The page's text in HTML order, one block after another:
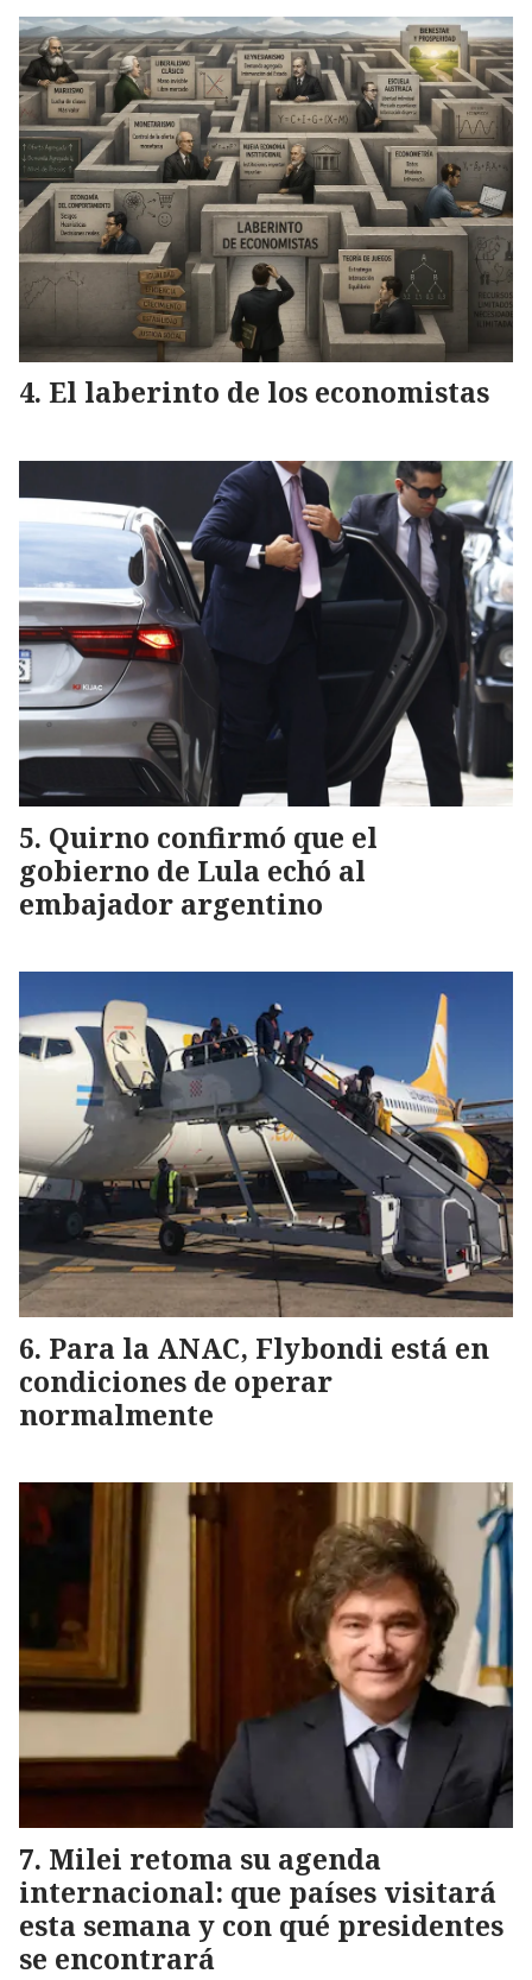
El laberinto de los economistas
Quirno confirmó que el
gobierno de Lula echó al
embajador argentino
Para la ANAC, Flybondi está en
condiciones de operar
normalmente
Milei retoma su agenda
internacional: que países visitará
esta semana y con qué presidentes
se encontrará